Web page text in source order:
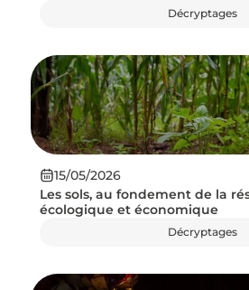
Décryptages
Décryptages
Les sols, au fondement de la
écologique et économique
15/05/2026